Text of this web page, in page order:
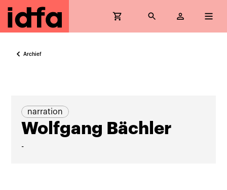
Archief
narration
Wolfgang Bächler
-